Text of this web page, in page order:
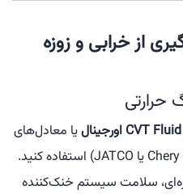
از خرابی و زوزه
CVT Fluid اورجینال
یا معادل‌های
سلامت سیستم خنک‌کننده